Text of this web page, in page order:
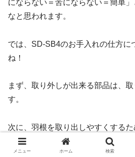
にならない＝苦にならない＝簡単
なと思われます。
では、SD-SB4のお手入れの仕方に
ね！
まず、取り外しが出来る部品は、
す。
次に、羽根を取り出しやすくする
らく置いておきます。
メニュー ホーム 検索